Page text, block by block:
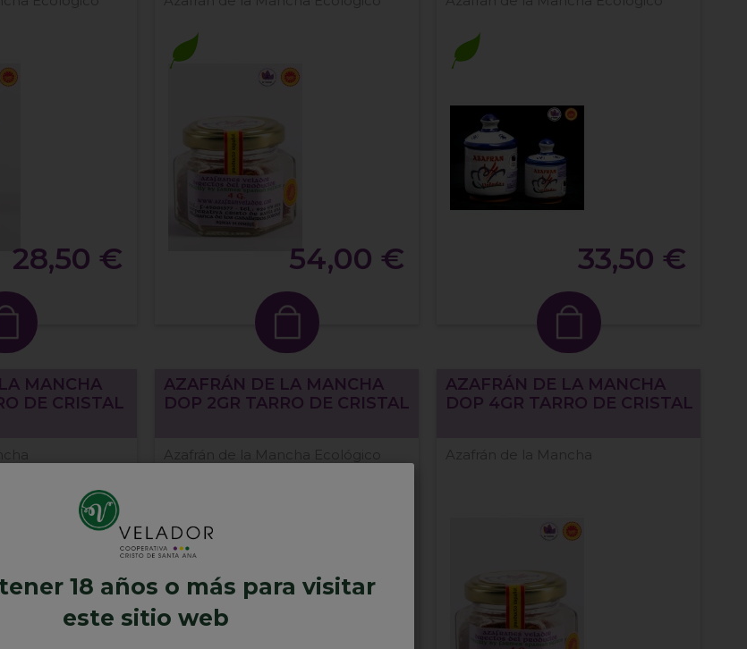
28,50 € 54,00 € 33,50 €
MANCHA
DE CRISTAL
AZAFRÁN DE LA MANCHA
DOP 2GR TARRO DE CRISTAL
Azafrán de la Mancha Ecológico
AZAFRÁN DE LA MANCHA
DOP 4GR TARRO DE CRISTAL
18 años o más para visitar
este sitio web